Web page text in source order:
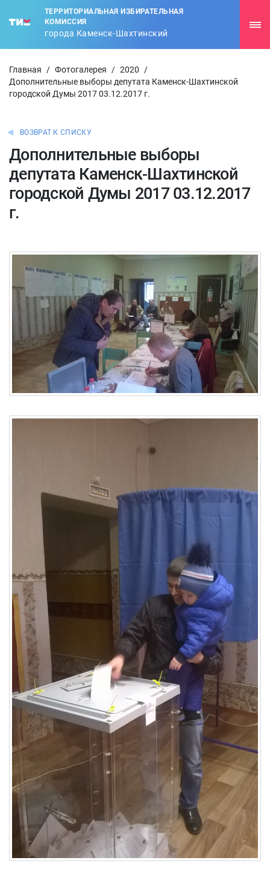
ТЕРРИТОРИАЛЬНАЯ ИЗБИРАТЕЛЬНАЯ
КОМИССИЯ
города Каменск-Шахтинский
Главная / Фотогалерея / 2020
/
Дополнительные выборы депутата Каменск-Шахтинской
городской Думы 2017 03.12.2017 г.
ВОЗВРАТ К СПИСКУ
Дополнительные выборы
депутата Каменск-Шахтинской
городской Думы 2017 03.12.2017
г.